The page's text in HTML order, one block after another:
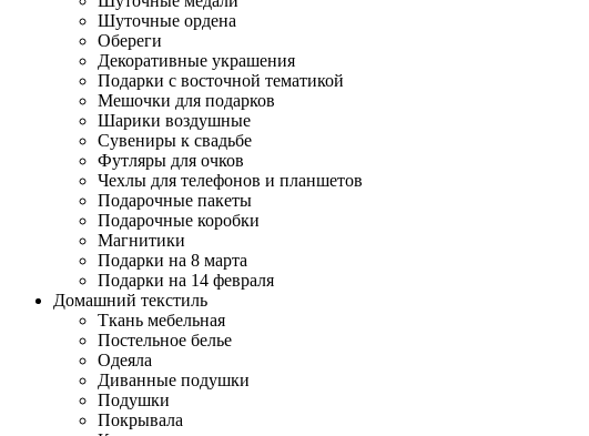
Шуточные ордена
Обереги
Декоративные украшения
Подарки с восточной тематикой
Мешочки для подарков
Шарики воздушные
Сувениры к свадьбе
Футляры для очков
Чехлы для телефонов и планшетов
Подарочные пакеты
Подарочные коробки
Магнитики
Подарки на 8 марта
Подарки на 14 февраля
Домашний текстиль
Ткань мебельная
Постельное белье
Одеяла
Диванные подушки
Подушки
Покрывала